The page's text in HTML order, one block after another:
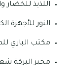
اللذيذ للخضار
النور للأجهزة
مكتب الباري
مخبز البركة